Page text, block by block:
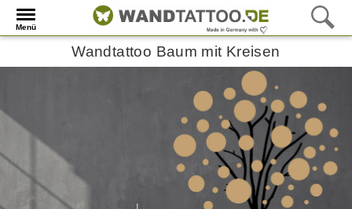
Menü
Wandtattoo Baum mit Kreisen